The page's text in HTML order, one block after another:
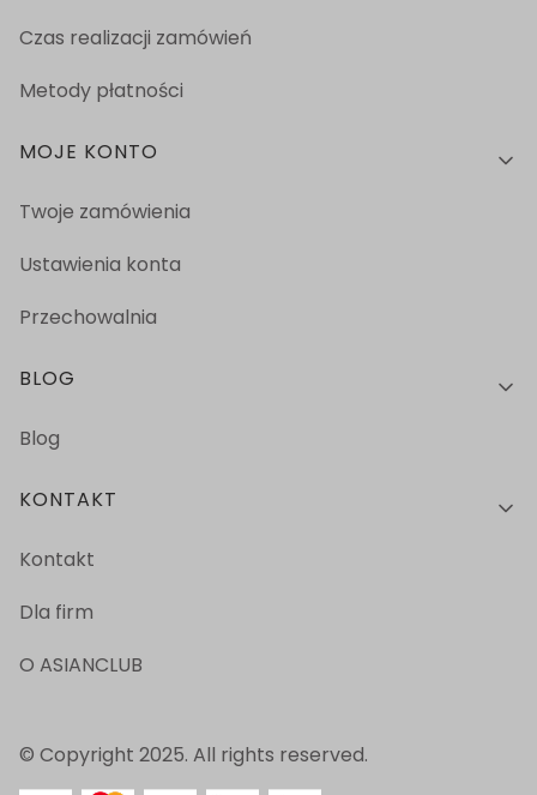
Czas realizacji zamówień
Metody płatności
MOJE KONTO
Twoje zamówienia
Ustawienia konta
Przechowalnia
BLOG
Blog
KONTAKT
Kontakt
Dla firm
O ASIANCLUB
© Copyright 2025. All rights reserved.